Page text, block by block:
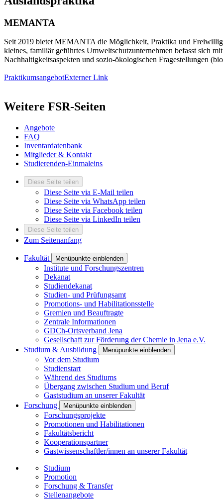
MEMANTA
Seit 2019 bietet MEMANTA die Möglichkeit, Praktika und
kleines, familiär geführtes Umweltschutzunternehmen befasst sich
Nachhaltigkeitsaspekten und sozio-ökologischen Fragestellungen
PraktikumsangebotExterner Link
Weitere FSR-Seiten
Angebote
FAQ
Inventardatenbank
Mitglieder & Kontakt
Studierenden-Einmaleins
Diese Seite teilen
Diese Seite via E-Mail teilen
Diese Seite via WhatsApp teilen
Diese Seite via Facebook teilen
Diese Seite via LinkedIn teilen
Diese Seite teilen
Zum Seitenanfang
Fakultät Menüpunkte einblenden
Institute und Forschungszentren
Dekanat
Studiendekanat
Studien- und Prüfungsamt
Promotions- und Habilitationsstelle
Gremien und Beauftragte
Zentrale Informationen
GDCh-Ortsverband Jena
Gesellschaft zur Förderung der Chemie in Jena e.V.
Studium & Ausbildung
Menüpunkte einblenden
Vor dem Studium
Studienstart
Während des Studiums
Übergang zwischen Studium und Beruf
Gaststudium an unserer Fakultät
Forschung
Menüpunkte einblenden
Forschungsprojekte
Promotionen und Habilitationen
Fakultätsbericht
Kooperationspartner
Gastwissenschaftler/innen an unserer Fakultät
Studium
Promotion
Forschung & Transfer
Stellenangebote